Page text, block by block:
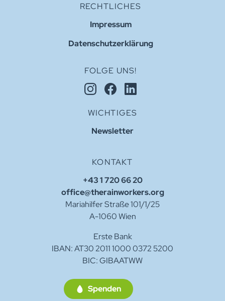
RECHTLICHES
Impressum
Datenschutzerklärung
FOLGE UNS!
WICHTIGES
Newsletter
KONTAKT
+43 1 720 66 20
office@therainworkers.org
Mariahilfer Straße 101/1/25
A-1060 Wien
Erste Bank
IBAN: AT30 2011 1000 0372 5200
BIC: GIBAATWW
Spenden